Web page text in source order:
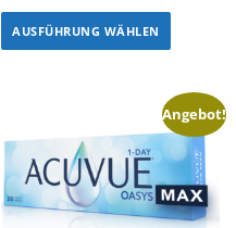
AUSFÜHRUNG WÄHLEN
Angebot!